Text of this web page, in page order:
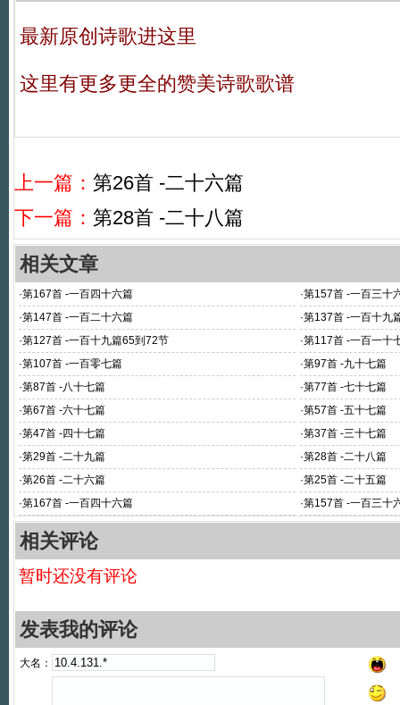
最新原创诗歌进这里
这里有更多更全的赞美诗歌歌谱
上一篇： 第26首 -二十六篇
下一篇： 第28首 -二十八篇
相关文章
·第167首 -一百四十六篇 ·第157首 -一百三十
·第147首 -一百二十六篇 ·第137首 -一百十九
·第127首 -一百十九篇65到72节 ·第117首 -一百一十
·第107首 -一百零七篇 ·第97首 -九十七篇
·第87首 -八十七篇 ·第77首 -七十七篇
·第67首 -六十七篇 ·第57首 -五十七篇
·第47首 -四十七篇 ·第37首 -三十七篇
·第29首 -二十九篇 ·第28首 -二十八篇
·第26首 -二十六篇 ·第25首 -二十五篇
·第167首 -一百四十六篇 ·第157首 -一百三十
相关评论
暂时还没有评论
发表我的评论
大名：